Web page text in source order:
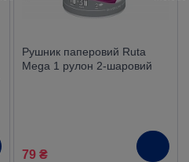
Рушник паперовий Ruta
Mega 1 рулон 2-шаровий
79 ₴